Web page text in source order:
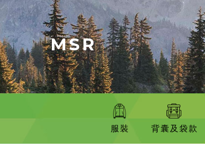
MSR
服裝 背囊及袋款